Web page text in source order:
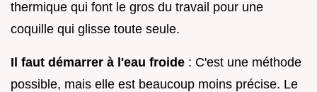
thermique qui font le gros du travail pour une
coquille qui glisse toute seule.
Il faut démarrer à l'eau froide : C'est une méthode
possible, mais elle est beaucoup moins précise. Le